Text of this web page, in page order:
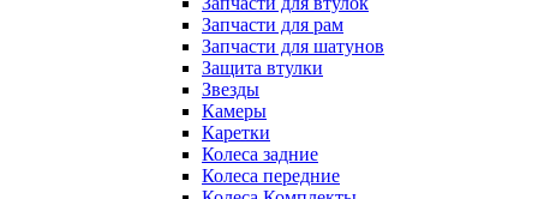
Запчасти для рам
Запчасти для шатунов
Защита втулки
Звезды
Камеры
Каретки
Колеса задние
Колеса передние